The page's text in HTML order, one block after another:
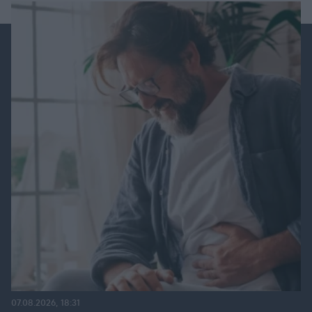
07.08.2026, 18:31